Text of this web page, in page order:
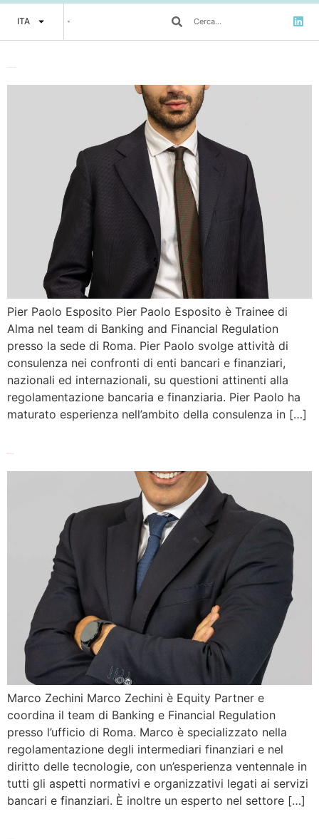
ITA
Pier Paolo Esposito Pier Paolo Esposito è Trainee di
Alma nel team di Banking and Financial Regulation
presso la sede di Roma. Pier Paolo svolge attività di
consulenza nei confronti di enti bancari e finanziari,
nazionali ed internazionali, su questioni attinenti alla
regolamentazione bancaria e finanziaria. Pier Paolo ha
maturato esperienza nell’ambito della consulenza in […]
Marco Zechini Marco Zechini è Equity Partner e
coordina il team di Banking e Financial Regulation
presso l’ufficio di Roma. Marco è specializzato nella
regolamentazione degli intermediari finanziari e nel
diritto delle tecnologie, con un’esperienza ventennale in
tutti gli aspetti normativi e organizzativi legati ai servizi
bancari e finanziari. È inoltre un esperto nel settore […]